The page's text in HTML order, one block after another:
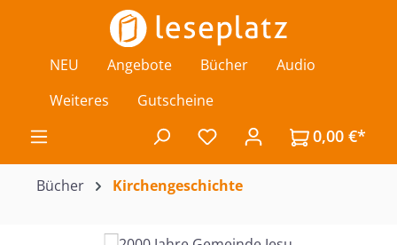
Zum Hauptinhalt springen
NEU Angebote Bücher
Audio
Weiteres
Gutscheine
Du hast 0 Produkte auf
0,00 €*
Bücher Kirchengeschichte
Bildergalerie überspringen